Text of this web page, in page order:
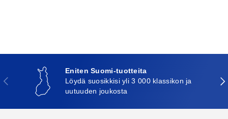
Edellinen
Eniten Suomi-tuotteita
Löydä suosikkisi yli 3 000 klassikon ja
uutuuden joukosta